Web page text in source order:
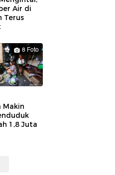
Air di
Terus
8 Foto
Makin
1,8 Juta